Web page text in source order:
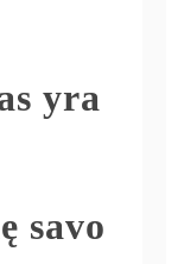
yra
savo